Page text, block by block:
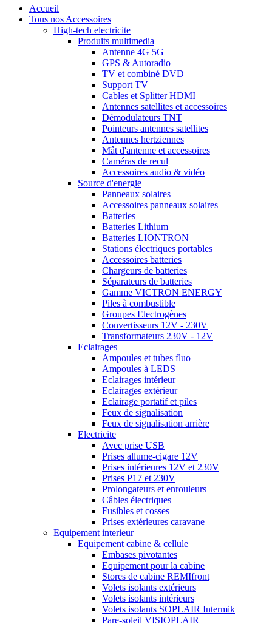
Accueil
Tous nos Accessoires
High-tech electricite
Produits multimedia
Antenne 4G 5G
GPS & Autoradio
TV et combiné DVD
Support TV
Cables et Splitter HDMI
Antennes satellites et accessoires
Démodulateurs TNT
Pointeurs antennes satellites
Antennes hertziennes
Mât d'antenne et accessoires
Caméras de recul
Accessoires audio & vidéo
Source d'energie
Panneaux solaires
Accessoires panneaux solaires
Batteries
Batteries Lithium
Batteries LIONTRON
Stations électriques portables
Accessoires batteries
Chargeurs de batteries
Séparateurs de batteries
Gamme VICTRON ENERGY
Piles à combustible
Groupes Electrogènes
Convertisseurs 12V - 230V
Transformateurs 230V - 12V
Eclairages
Ampoules et tubes fluo
Ampoules à LEDS
Eclairages intérieur
Eclairages extérieur
Eclairage portatif et piles
Feux de signalisation
Feux de signalisation arrière
Electricite
Avec prise USB
Prises allume-cigare 12V
Prises intérieures 12V et 230V
Prises P17 et 230V
Prolongateurs et enrouleurs
Câbles électriques
Fusibles et cosses
Prises extérieures caravane
Equipement interieur
Equipement cabine & cellule
Embases pivotantes
Equipement pour la cabine
Stores de cabine REMIfront
Volets isolants extérieurs
Volets isolants intérieurs
Volets isolants SOPLAIR Intermik
Pare-soleil VISIOPLAIR